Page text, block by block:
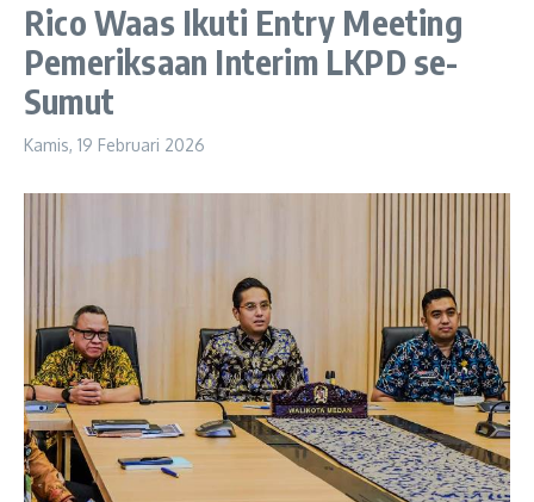
Rico Waas Ikuti Entry Meeting
Pemeriksaan Interim LKPD se-
Sumut
Kamis, 19 Februari 2026